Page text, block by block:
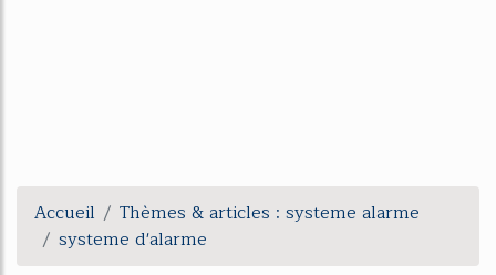
Accueil
Thèmes & articles : systeme alarme
systeme d'alarme